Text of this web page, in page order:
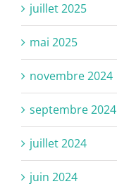
juillet 2025
mai 2025
novembre 2024
septembre 2024
juillet 2024
juin 2024